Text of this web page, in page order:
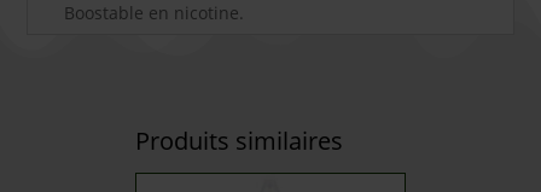
Boostable en nicotine.
Produits similaires